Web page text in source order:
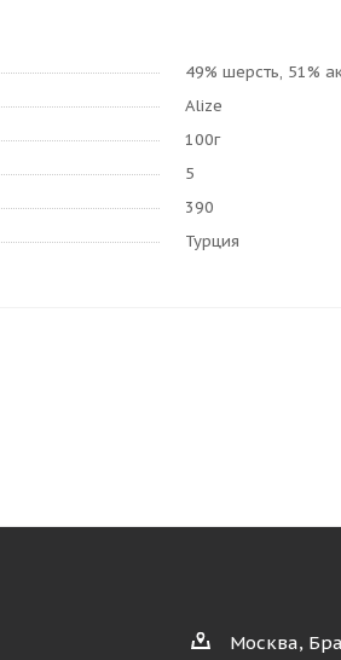
49% шерсть, 51%
Alize
100г
5
390
Турция
Москва,